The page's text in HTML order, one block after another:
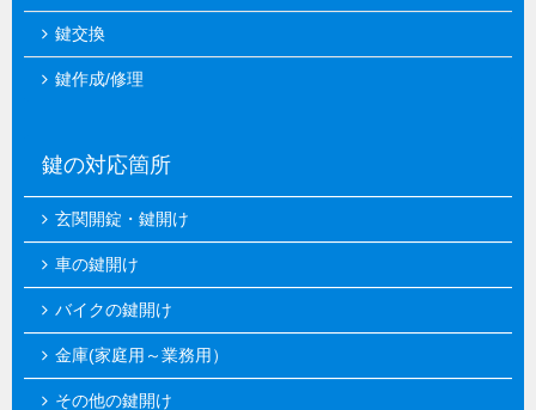
鍵交換
鍵作成/修理
鍵の対応箇所
玄関開錠・鍵開け
車の鍵開け
バイクの鍵開け
金庫(家庭用～業務用）
その他の鍵開け